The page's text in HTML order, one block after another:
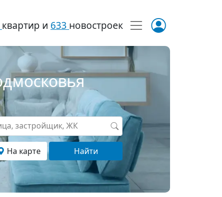
квартир и 633 новостроек
застройщик, ЖК
На карте Найти